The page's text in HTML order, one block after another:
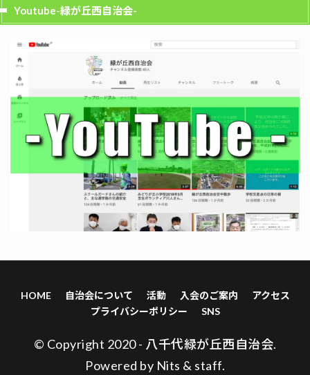
Youtube-緑が丘西自治会-
HOME 自治会について 活動 入会のご案内
アクセス
プライバシーポリシー
SNS
© Copyright 2020 - 八千代緑が丘西自治会.
Powered by Nits & staff.